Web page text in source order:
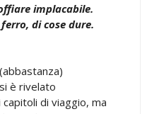
implacabile.
di cose dure.
è rivelato
di viaggio, ma